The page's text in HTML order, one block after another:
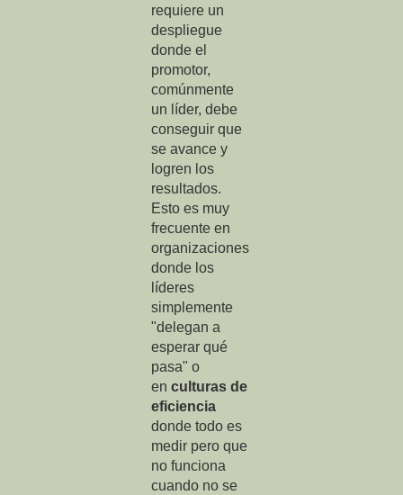
requiere un
despliegue
donde el
promotor,
comúnmente
un líder, debe
conseguir que
se avance y
logren los
resultados.
Esto es muy
frecuente en
organizaciones
donde los
líderes
simplemente
"delegan a
esperar qué
pasa" o
enculturas de
eficiencia
donde todo es
medir pero que
no funciona
cuando no se